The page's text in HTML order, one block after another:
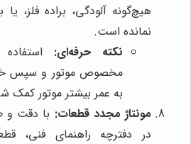
هیچ‌گونه آلودگی، براده فلز،
نمانده است.
نکته حرفه‌ای:
مخصوص موتور و سپس
به عمر بیشتر موتور کمک
مونتاژ مجدد قطعات: با دقت
در دفترچه راهنمای فنی،